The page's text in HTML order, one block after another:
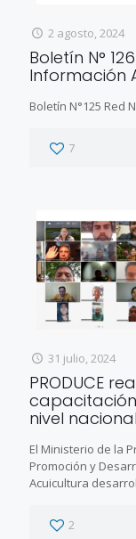
2 agosto, 2024
Boletín N°
Información
Boletín N°125 Red
7
31 julio, 2024
PRODUCE
nivel nacional
El Ministerio de la
Promoción y
Acuicultura
2